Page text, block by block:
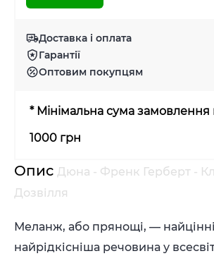
Доставка і оплата
Гарантії
Оптовим покупцям
* Мінімальна сума замовлення
1000 грн
Опис Дюна - Френк Герберт -
Дозвілля
Меланж, або прянощі, —
найрідкісніша речовина у